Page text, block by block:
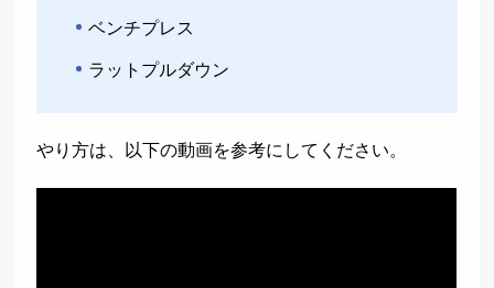
ベンチプレス
ラットプルダウン
やり方は、以下の動画を参考にしてください。